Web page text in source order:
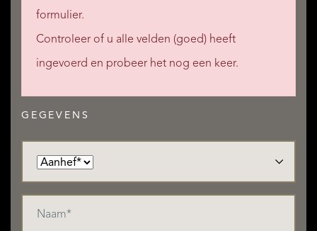
formulier.
Controleer of u alle velden (goed) heeft
ingevoerd en probeer het nog een keer.
GEGEVENS